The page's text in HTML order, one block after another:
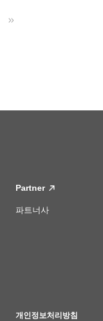
Partner
파트너사
개인정보처리방침